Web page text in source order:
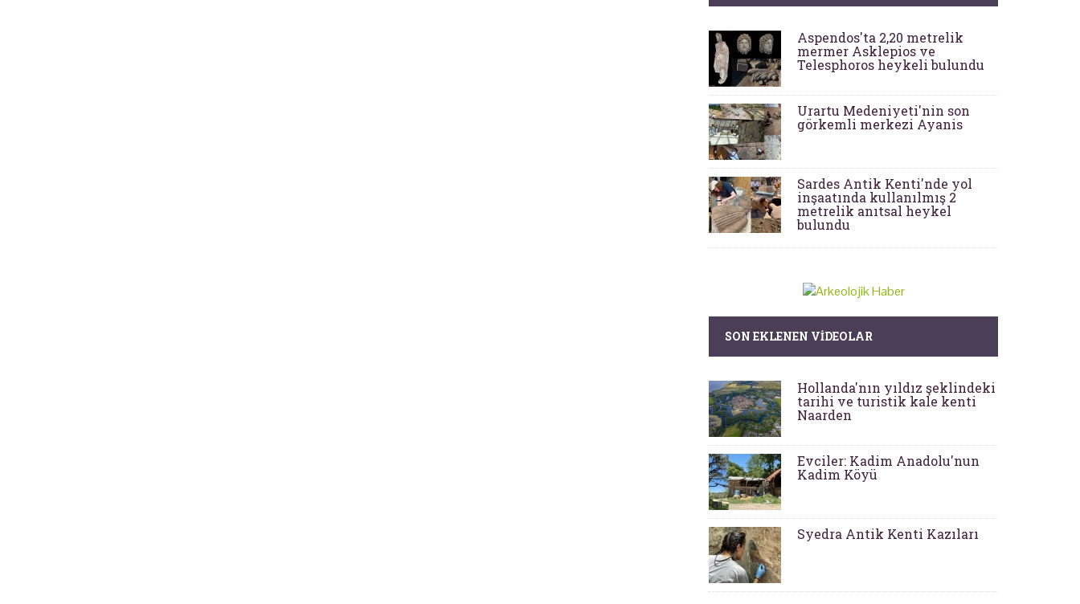
Aspendos'ta 2,20 metrelik
mermer Asklepios ve
Telesphoros heykeli bulundu
Urartu Medeniyeti'nin son
görkemli merkezi Ayanis
Sardes Antik Kenti'nde yol
inşaatında kullanılmış 2
metrelik anıtsal heykel
bulundu
SON EKLENEN VIDEOLAR
Hollanda'nın yıldız şeklindeki
tarihi ve turistik kale kenti
Naarden
Evciler: Kadim Anadolu'nun
Kadim Köyü
Syedra Antik Kenti Kazıları